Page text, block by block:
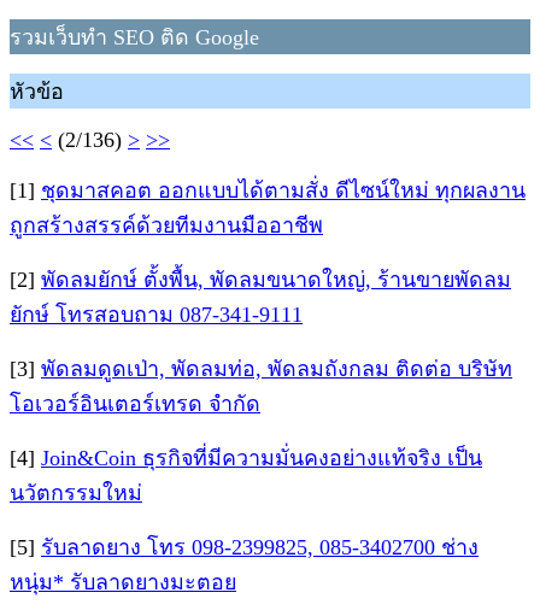
รวมเว็บทำ SEO ติด Google
หัวข้อ
<< < (2/136) > >>
[1] ชุดมาสคอต ออกแบบได้ตามสั่ง ดีไซน์ใหม่ ทุกผลงาน
ถูกสร้างสรรค์ด้วยทีมงานมืออาชีพ
[2] พัดลมยักษ์ ตั้งพื้น, พัดลมขนาดใหญ่, ร้านขายพัดลม
ยักษ์ โทรสอบถาม 087-341-9111
[3] พัดลมดูดเป่า, พัดลมท่อ, พัดลมถังกลม ติดต่อ บริษัท
โอเวอร์อินเตอร์เทรด จำกัด
[4] Join&Coin ธุรกิจที่มีความมั่นคงอย่างแท้จริง เป็น
นวัตกรรมใหม่
[5] รับลาดยาง โทร 098-2399825, 085-3402700 ช่าง
หนุ่ม* รับลาดยางมะตอย